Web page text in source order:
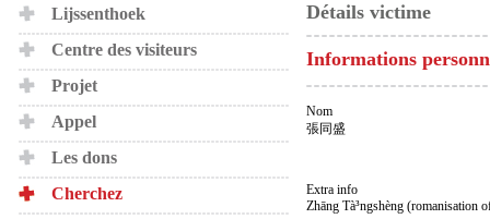
Lijssenthoek
Centre des visiteurs
Projet
Appel
Les dons
Cherchez
Détails victime
Informations
Nom
張同盛
Extra info
Zhāng Tà³ngshèng (romanisation